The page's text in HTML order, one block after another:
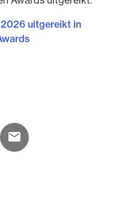
uitgereikt in